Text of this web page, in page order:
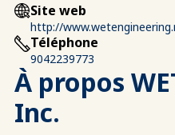
Site web
http://
Téléphone
9042239773
À propos
Inc.